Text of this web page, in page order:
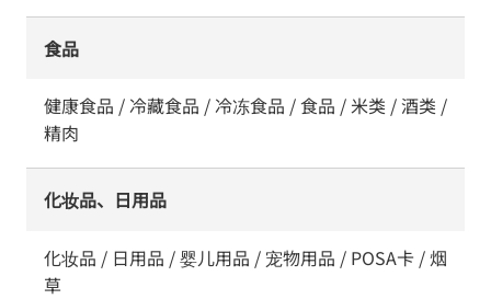
食品
健康食品 / 冷藏食品 / 冷冻食品 / 食品 / 米类 / 酒类 /
精肉
化妆品、日用品
化妆品 / 日用品 / 婴儿用品 / 宠物用品 / POSA卡 / 烟
草